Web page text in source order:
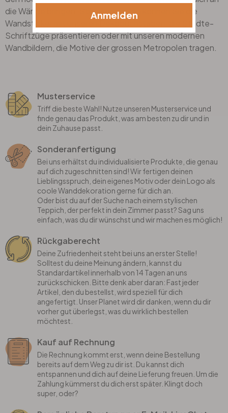
die Wände bringen. Stilvoll ergänzen können Sie die
Wandsticker mit unseren
, die Städte-
Schriftzüge präsentieren oder mit unseren modernen
Wandbildern, die Motive der grossen Metropolen tragen.
Musterservice
Triff die beste Wahl! Nutze unseren Musterservice und
finde genau das Produkt, was am besten zu dir und in
dein Zuhause passt.
Sonderanfertigung
Bei uns erhältst du individualisierte Produkte, die genau
auf dich zugeschnitten sind! Wir fertigen deinen
Lieblingsspruch, dein eigenes Motiv oder dein Logo als
coole Wanddekoration gerne für dich an.
Oder bist du auf der Suche nach einem stylischen
Teppich, der perfekt in dein Zimmer passt? Sag uns
einfach, was du dir wünschst und wir machen es möglich!
Rückgaberecht
Deine Zufriedenheit steht bei uns an erster Stelle!
Solltest du deine Meinung ändern, kannst du
Standardartikel innerhalb von 14 Tagen an uns
zurückschicken. Bitte denk aber daran: Fast jeder
Artikel, den du bestellst, wird speziell für dich
angefertigt. Unser Planet wird dir danken, wenn du dir
vorher gut überlegst, was du wirklich bestellen
möchtest.
Kauf auf Rechnung
Die Rechnung kommt erst, wenn deine Bestellung
bereits auf dem Weg zu dir ist. Du kannst dich
entspannen und dich auf deine Lieferung freuen. Um die
Zahlung kümmerst du dich erst später. Klingt doch
super, oder?
Anmelden